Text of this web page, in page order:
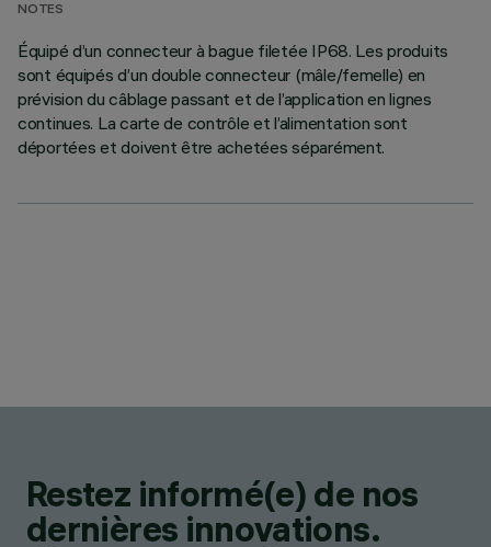
NOTES
Équipé d’un connecteur à bague filetée IP68. Les produits
sont équipés d’un double connecteur (mâle/femelle) en
prévision du câblage passant et de l’application en lignes
continues. La carte de contrôle et l’alimentation sont
déportées et doivent être achetées séparément.
Restez informé(e) de nos
dernières innovations.